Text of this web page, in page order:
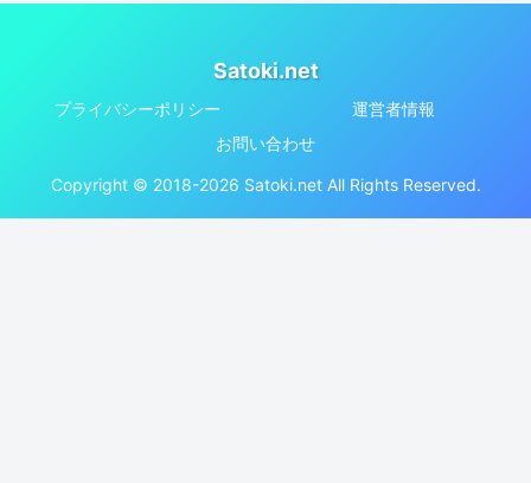
Satoki.net
プライバシーポリシー
運営者情報
お問い合わせ
Copyright © 2018-2026 Satoki.net All Rights Reserved.